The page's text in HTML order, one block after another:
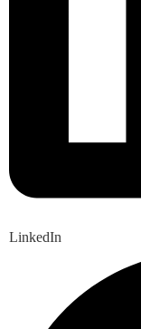
LinkedIn